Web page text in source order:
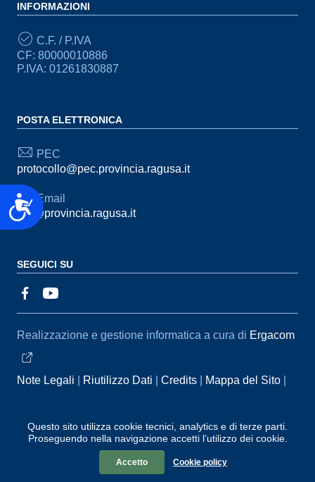
Accessibilità
Questo sito utilizza cookie tecnici, analytics e di terze parti.
Proseguendo nella navigazione accetti l’utilizzo dei cookie.
Accetto Cookie policy
INFORMAZIONI
C.F. / P.IVA
CF: 80000010886
P.IVA: 01261830887
POSTA ELETTRONICA
PEC
protocollo@pec.provincia.ragusa.it
Email
urp@provincia.ragusa.it
SEGUICI SU
Sezione Link Utili
Realizzazione e gestione informatica a cura di Ergacom
Note Legali Riutilizzo Dati Credits
Mappa del Sito
Segnalazioni
Statistiche accessi
Dichiarazione di
Accessibilità